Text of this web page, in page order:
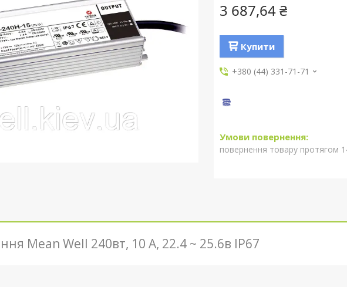
3 687,64 ₴
Купити
+380 (44) 331-71-71
повернення товару протягом
Mean Well 240вт, 10 А, 22.4 ~ 25.6в ІР67